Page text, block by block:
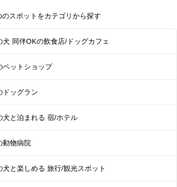
スポットをカテゴリから探す
同伴OKの飲食店/ドッグカフェ
ペットショップ
ドッグラン
犬と泊まれる 宿/ホテル
動物病院
と楽しめる 旅行/観光スポット